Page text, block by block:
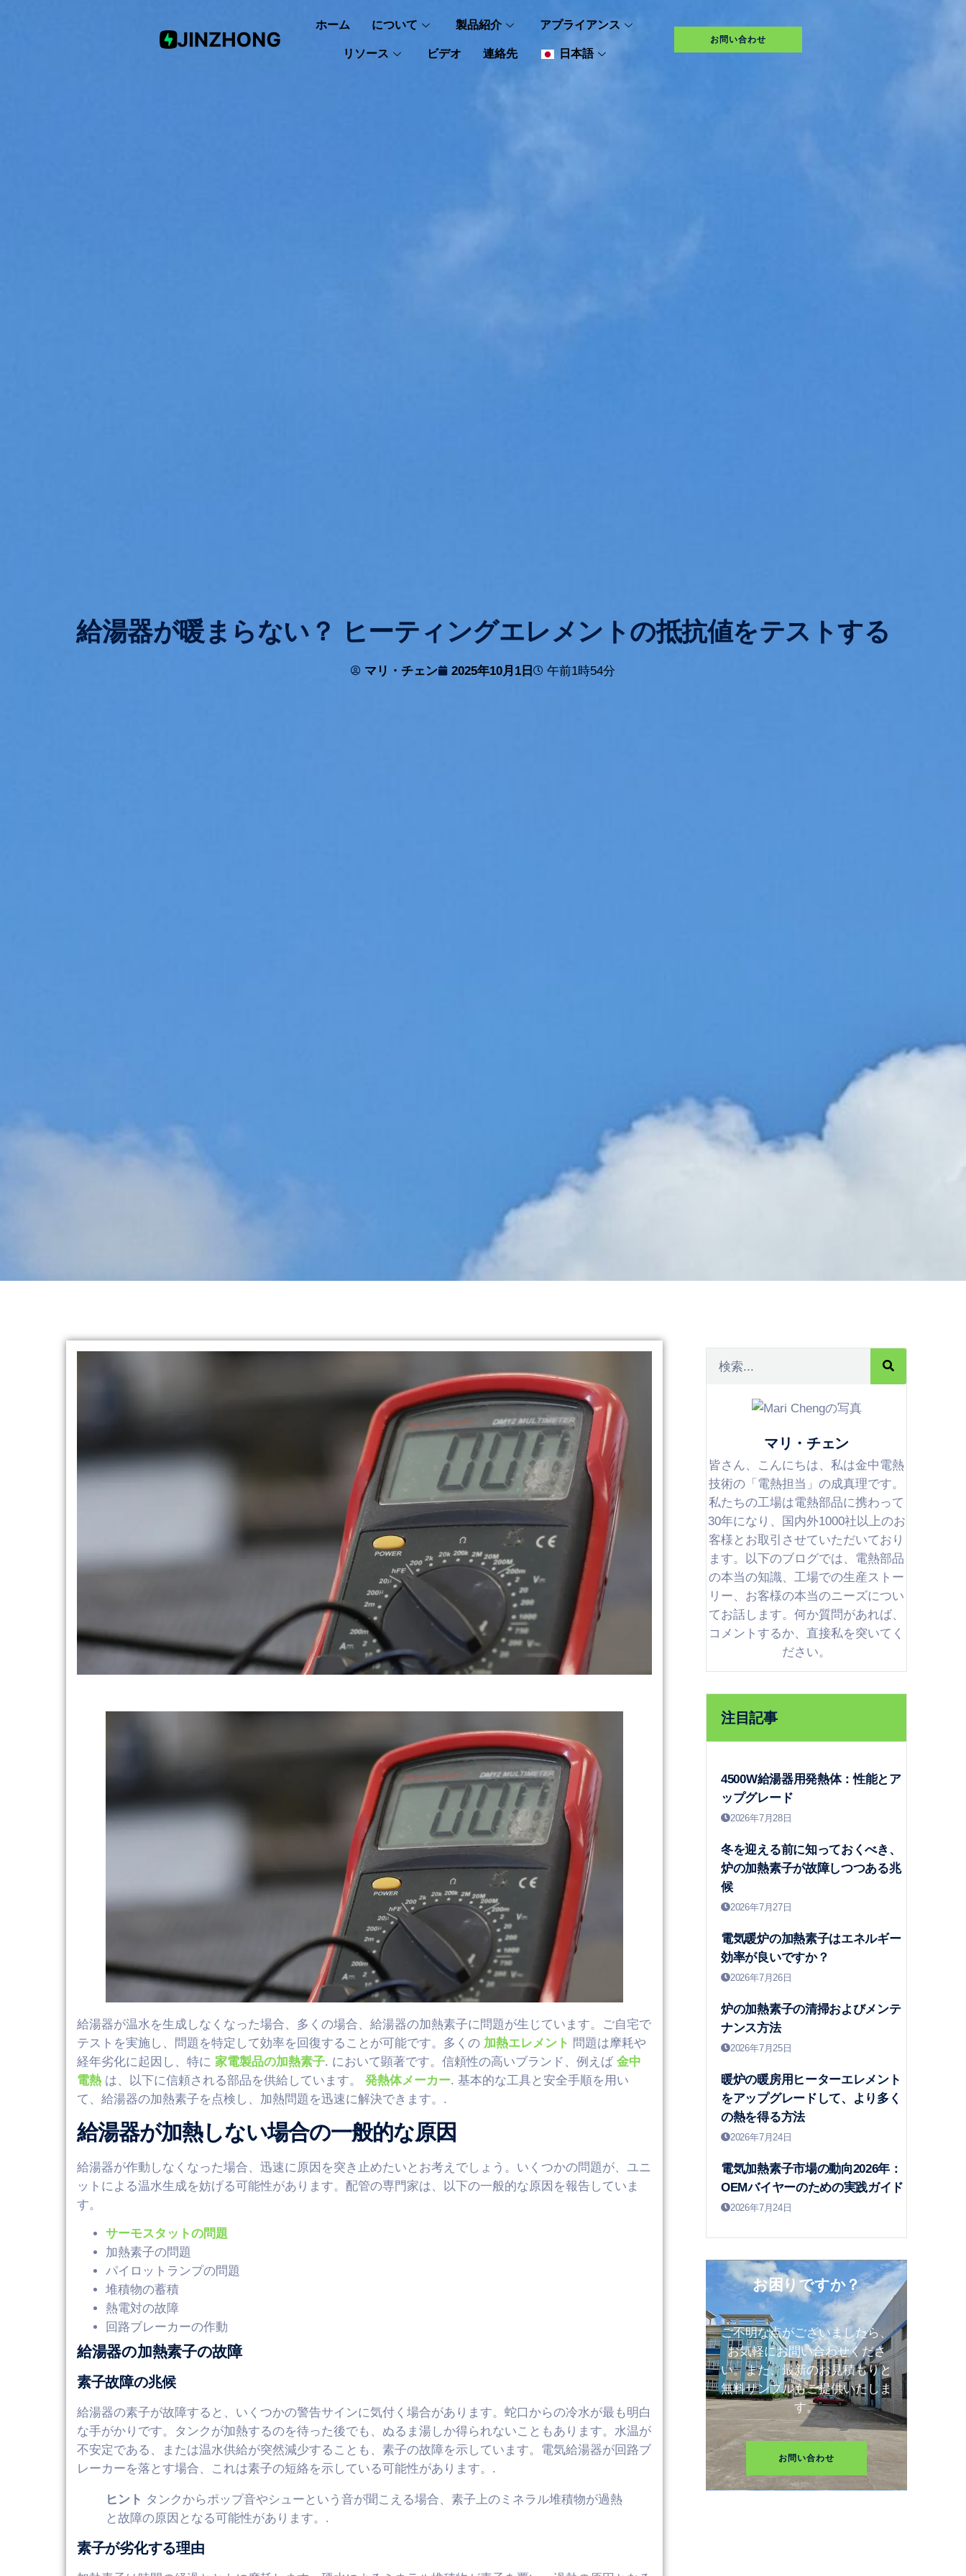
ホーム について 製品紹介 アプライアンス
リソース ビデオ 連絡先 日本語
お問い合わせ
給湯器が暖まらない？ ヒーティングエレメントの抵抗値をテストする
マリ・チェン 2025年10月1日 午前1時54分
給湯器が温水を生成しなくなった場合、多くの場合、給湯器の加熱素子に問題が生じています。ご自宅で
テストを実施し、問題を特定して効率を回復することが可能です。多くの 加熱エレメント 問題は摩耗や
経年劣化に起因し、特に 家電製品の加熱素子 . において顕著です。信頼性の高いブランド、例えば 金中
電熱 は、以下に信頼される部品を供給しています。 発熱体メーカー . 基本的な工具と安全手順を用い
て、給湯器の加熱素子を点検し、加熱問題を迅速に解決できます。.
給湯器が加熱しない場合の一般的な原因
給湯器が作動しなくなった場合、迅速に原因を突き止めたいとお考えでしょう。いくつかの問題が、ユニ
ットによる温水生成を妨げる可能性があります。配管の専門家は、以下の一般的な原因を報告していま
す。
サーモスタットの問題
加熱素子の問題
パイロットランプの問題
堆積物の蓄積
熱電対の故障
回路ブレーカーの作動
給湯器の加熱素子の故障
素子故障の兆候
給湯器の素子が故障すると、いくつかの警告サインに気付く場合があります。蛇口からの冷水が最も明白
な手がかりです。タンクが加熱するのを待った後でも、ぬるま湯しか得られないこともあります。水温が
不安定である、または温水供給が突然減少することも、素子の故障を示しています。電気給湯器が回路ブ
レーカーを落とす場合、これは素子の短絡を示している可能性があります。.
ヒント タンクからポップ音やシューという音が聞こえる場合、素子上のミネラル堆積物が過熱
と故障の原因となる可能性があります。.
素子が劣化する理由
マリ・チェン
皆さん、こんにちは、私は金中電熱
技術の「電熱担当」の成真理です。
私たちの工場は電熱部品に携わって
30年になり、国内外1000社以上のお
客様とお取引させていただいており
ます。以下のブログでは、電熱部品
の本当の知識、工場での生産ストー
リー、お客様の本当のニーズについ
てお話します。何か質問があれば、
コメントするか、直接私を突いてく
ださい。
注目記事
4500W給湯器用発熱体：性能とア
ップグレード
2026年7月28日
冬を迎える前に知っておくべき、
炉の加熱素子が故障しつつある兆
候
2026年7月27日
電気暖炉の加熱素子はエネルギー
効率が良いですか？
2026年7月26日
炉の加熱素子の清掃およびメンテ
ナンス方法
2026年7月25日
暖炉の暖房用ヒーターエレメント
をアップグレードして、より多く
の熱を得る方法
2026年7月24日
電気加熱素子市場の動向2026年：
OEMバイヤーのための実践ガイド
2026年7月24日
お困りですか？
ご不明な点がございましたら、
お気軽にお問い合わせくださ
い。また、最新のお見積もりと
無料サンプルもご提供いたしま
す。
お問い合わせ